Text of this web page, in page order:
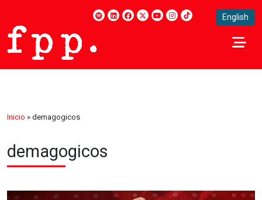
English
Inicio » demagogicos
demagogicos